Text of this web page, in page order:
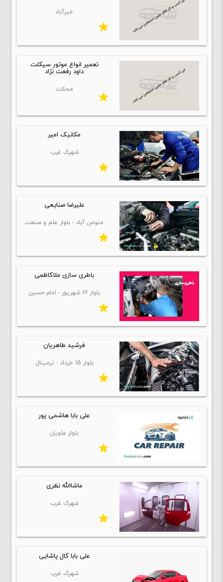
خیرآباد
star
تعمیر انواع موتور سیکلت
داود رفعت نژاد
محلات
star
مکانیک امیر
شهرک غرب
star
علیرضا صنایعی
منومن آباد - بلوار علم و صنعت
star
باطری سازی ملاکاظمی
بلوار 17 شهریور - امام حسین
star
فرشید طاهریان
بلوار 15 خرداد - ترمینال
star
علی بابا هاشمی پور
بلوار علویان
star
ماشاالله نظری
شهرک غرب
star
علی بابا کال پاشایی
شهرک غرب